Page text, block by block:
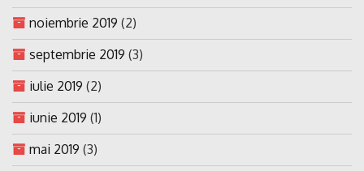
noiembrie 2019 (2)
septembrie 2019 (3)
iulie 2019 (2)
iunie 2019 (1)
mai 2019 (3)